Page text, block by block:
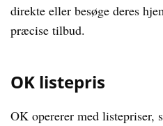
direkte eller besøge deres
præcise tilbud.
OK listepris
OK opererer med listepriser,